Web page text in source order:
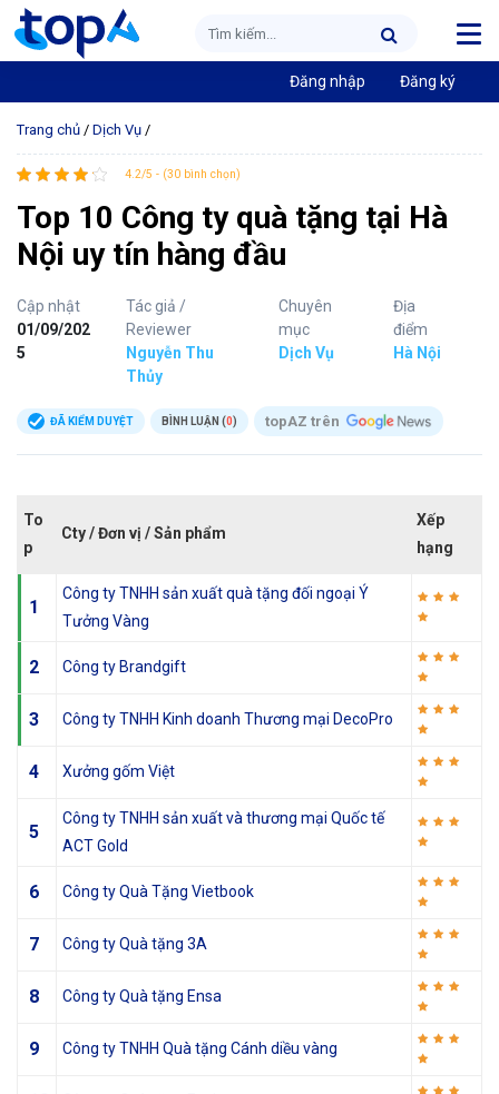
Đăng nhập Đăng ký
Trang chủ / Dịch Vụ /
4.2/5 - (30 bình chọn)
Top 10 Công ty quà tặng tại Hà
Nội uy tín hàng đầu
Cập nhật
01/09/202
5
Tác giả /
Reviewer
Nguyễn Thu
Thủy
Chuyên
mục
Dịch Vụ
Địa
điểm
Hà Nội
ĐÃ KIỂM DUYỆT BÌNH LUẬN (0) topAZ trên
To
p
Cty / Đơn vị / Sản phẩm
Xếp
hạng
1
Công ty TNHH sản xuất quà tặng đối ngoại Ý
Tưởng Vàng
2 Công ty Brandgift
3 Công ty TNHH Kinh doanh Thương mại DecoPro
4 Xưởng gốm Việt
5
Công ty TNHH sản xuất và thương mại Quốc tế
ACT Gold
6 Công ty Quà Tặng Vietbook
7 Công ty Quà tặng 3A
8 Công ty Quà tặng Ensa
9 Công ty TNHH Quà tặng Cánh diều vàng